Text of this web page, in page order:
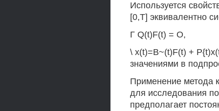
Используется
[0,Т] эквивалентно
Г Q(t)F(t) = О,
\ x(t)=B~(t)F(t) +
значениями в
Применение метода
для исследования
предполагает